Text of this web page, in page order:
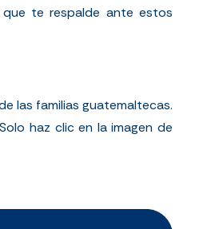
que te respalde ante estos
las familias guatemaltecas.
haz clic en la imagen de